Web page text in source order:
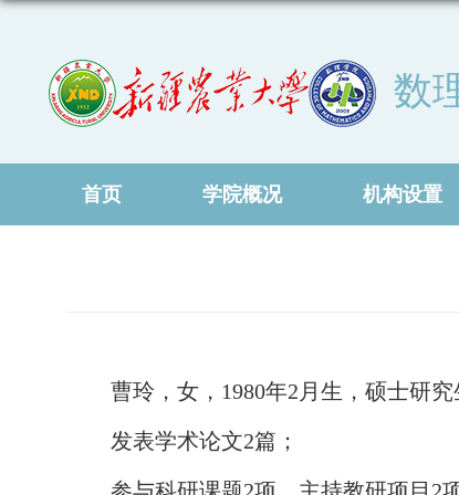
数
首页 学院概况 机构设置
曹玲，女， 1980年2月生，硕士研
发表学术论文2篇；